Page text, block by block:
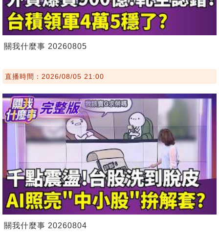
關我什麼事 20260805
直播時間：2026/08/05 21:00
關我什麼事 20260804